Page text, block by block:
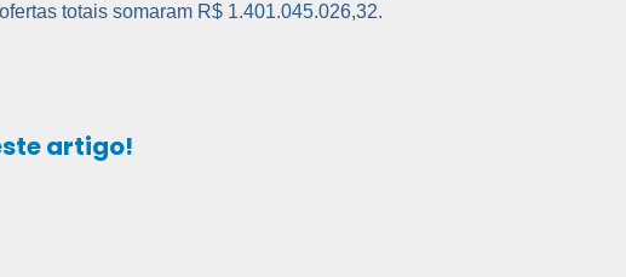
totais somaram R$ 1.401.045.026,32.
artigo!